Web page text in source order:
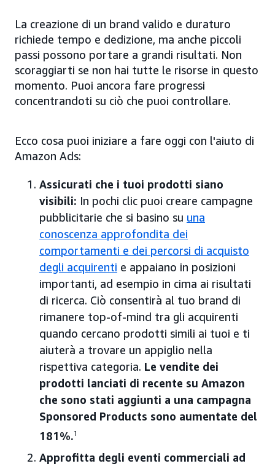
La creazione di un brand valido e duraturo
richiede tempo e dedizione, ma anche piccoli
passi possono portare a grandi risultati. Non
scoraggiarti se non hai tutte le risorse in questo
momento. Puoi ancora fare progressi
concentrandoti su ciò che puoi controllare.
Ecco cosa puoi iniziare a fare oggi con l'aiuto di
Amazon Ads:
Assicurati che i tuoi prodotti siano
visibili: In pochi clic puoi creare campagne
pubblicitarie che si basino su una
conoscenza approfondita dei
comportamenti e dei percorsi di acquisto
degli acquirenti e appaiano in posizioni
importanti, ad esempio in cima ai risultati
di ricerca. Ciò consentirà al tuo brand di
rimanere top-of-mind tra gli acquirenti
quando cercano prodotti simili ai tuoi e ti
aiuterà a trovare un appiglio nella
rispettiva categoria. Le vendite dei
prodotti lanciati di recente su Amazon
che sono stati aggiunti a una campagna
Sponsored Products sono aumentate del
181%.1
Approfitta degli eventi commerciali ad